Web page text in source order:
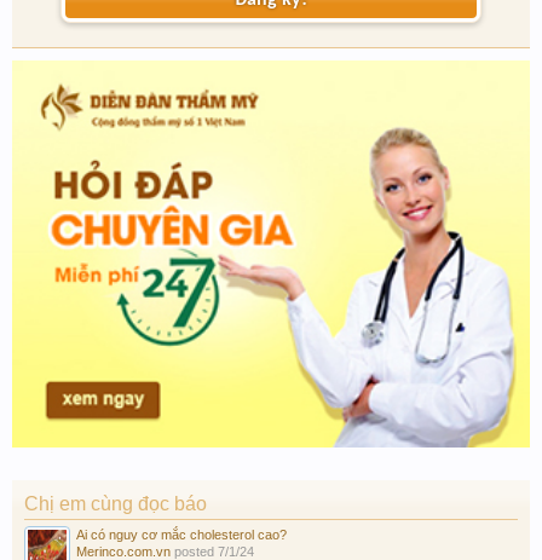
Chị em cùng đọc báo
Ai có nguy cơ mắc cholesterol cao?
Merinco.com.vn posted 7/1/24